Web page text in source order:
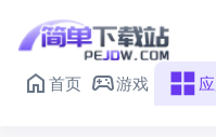
首页 游戏